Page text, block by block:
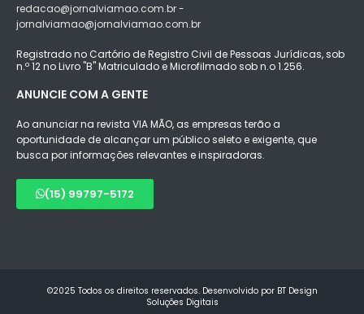
redacao@jornalviamao.com.br -
jornalviamao@jornalviamao.com.br
Registrado no Cartório de Registro Civil de Pessoas Jurídicas, sob
n.º 12 no Livro "B" Matriculado e Microfilmado sob n.o 1.256.
ANUNCIE COM A GENTE
Ao anunciar na revista VIA MÃO, as empresas terão a
oportunidade de alcançar um público seleto e exigente, que
busca por informações relevantes e inspiradoras.
(15) 99797-5172
©2025 Todos os direitos reservados. Desenvolvido por BT Design
Soluções Digitais